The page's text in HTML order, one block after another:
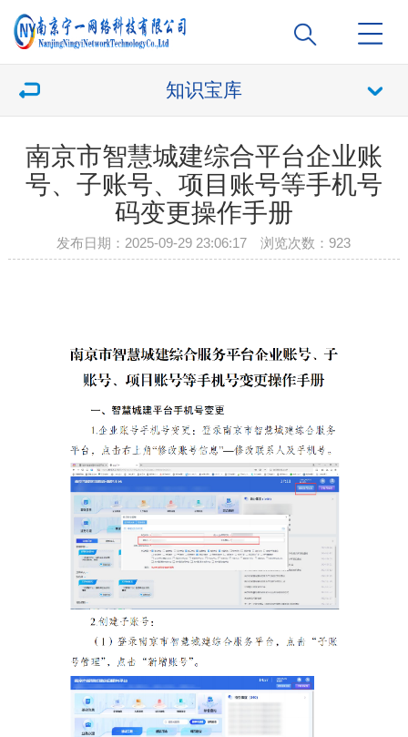
知识宝库
南京市智慧城建综合平台企业账
号、子账号、项目账号等手机号
码变更操作手册
发布日期：2025-09-29 23:06:17 浏览次数： 923